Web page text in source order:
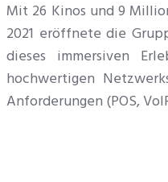
Mit 26 Kinos und 9
2021 eröffnete die
dieses immersiven
hochwertigen
Anforderungen (POS,